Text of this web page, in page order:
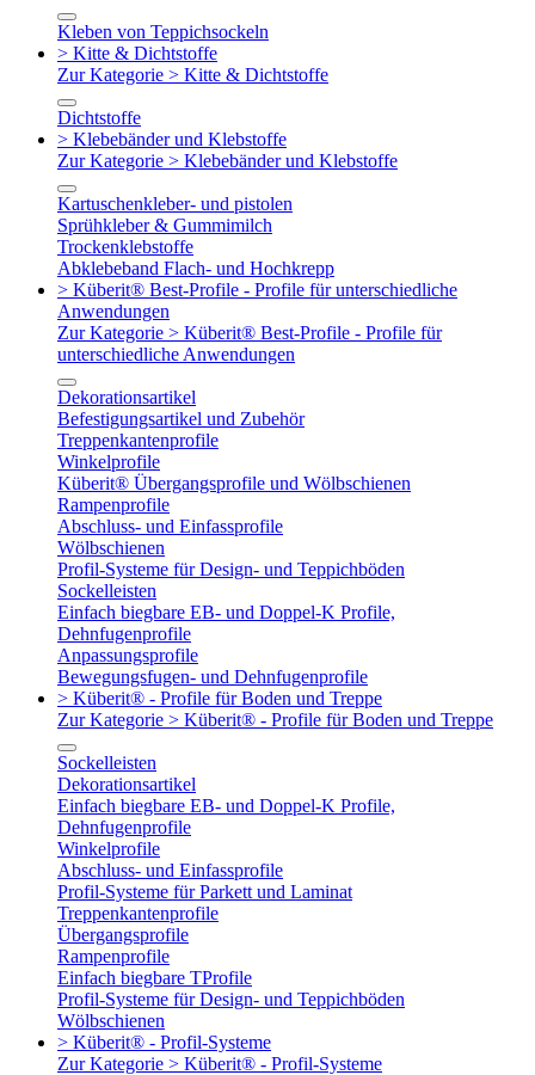
Kleben von Teppichsockeln
> Kitte & Dichtstoffe
Zur Kategorie > Kitte & Dichtstoffe
Dichtstoffe
> Klebebänder und Klebstoffe
Zur Kategorie > Klebebänder und Klebstoffe
Kartuschenkleber- und pistolen
Sprühkleber & Gummimilch
Trockenklebstoffe
Abklebeband Flach- und Hochkrepp
> Küberit® Best-Profile - Profile für unterschiedliche
Anwendungen
Zur Kategorie > Küberit® Best-Profile - Profile für
unterschiedliche Anwendungen
Dekorationsartikel
Befestigungsartikel und Zubehör
Treppenkantenprofile
Winkelprofile
Küberit® Übergangsprofile und Wölbschienen
Rampenprofile
Abschluss- und Einfassprofile
Wölbschienen
Profil-Systeme für Design- und Teppichböden
Sockelleisten
Einfach biegbare EB- und Doppel-K Profile,
Dehnfugenprofile
Anpassungsprofile
Bewegungsfugen- und Dehnfugenprofile
> Küberit® - Profile für Boden und Treppe
Zur Kategorie > Küberit® - Profile für Boden und Treppe
Sockelleisten
Dekorationsartikel
Einfach biegbare EB- und Doppel-K Profile,
Dehnfugenprofile
Winkelprofile
Abschluss- und Einfassprofile
Profil-Systeme für Parkett und Laminat
Treppenkantenprofile
Übergangsprofile
Rampenprofile
Einfach biegbare TProfile
Profil-Systeme für Design- und Teppichböden
Wölbschienen
> Küberit® - Profil-Systeme
Zur Kategorie > Küberit® - Profil-Systeme